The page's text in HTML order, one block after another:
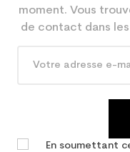
En achetant
Economie CO² (en
moment. Vous
de contact dans
En soumettant